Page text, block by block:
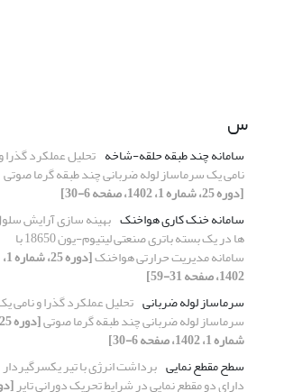
س
سامانه چند طبقه حلقه-شاخه تحلیل عملکرد گذرا
نامی یک سرماساز لوله ضربانی چند طبقه گرما صوتی
[دوره 25، شماره 1، 1402، صفحه 6-30]
سامانه خنک ‌کاری هواخنک بهینه سازی آرایش
ها در یک بسته باتری صنعتی لیتیوم-یون 18650 با
سامانه مدیریت حرارتی هواخنک [دوره 25، شماره 1،
1402، صفحه 31-59]
سرماساز لوله ضربانی تحلیل عملکرد گذرا و نامی
سرماساز لوله ضربانی چند طبقه گرما صوتی
شماره 1، 1402، صفحه 6-30]
سطح مقطع نمایی برداشت انرژی با تیر یکسرگیردار
دارای دو مقطع نمایی در شرایط تحریک دورانی تایر